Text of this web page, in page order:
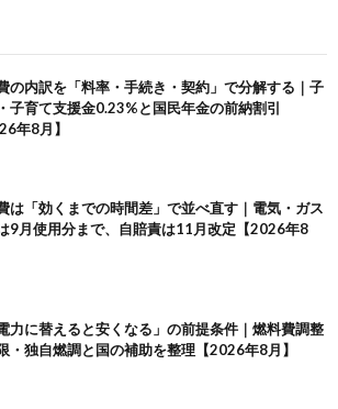
の内訳を「料率・手続き・契約」で分解する｜子
子育て支援金0.23%と国民年金の前納割引
年8月】
は「効くまでの時間差」で並べ直す｜電気・ガス
9月使用分まで、自賠責は11月改定【2026年8
力に替えると安くなる」の前提条件｜燃料費調整
・独自燃調と国の補助を整理【2026年8月】